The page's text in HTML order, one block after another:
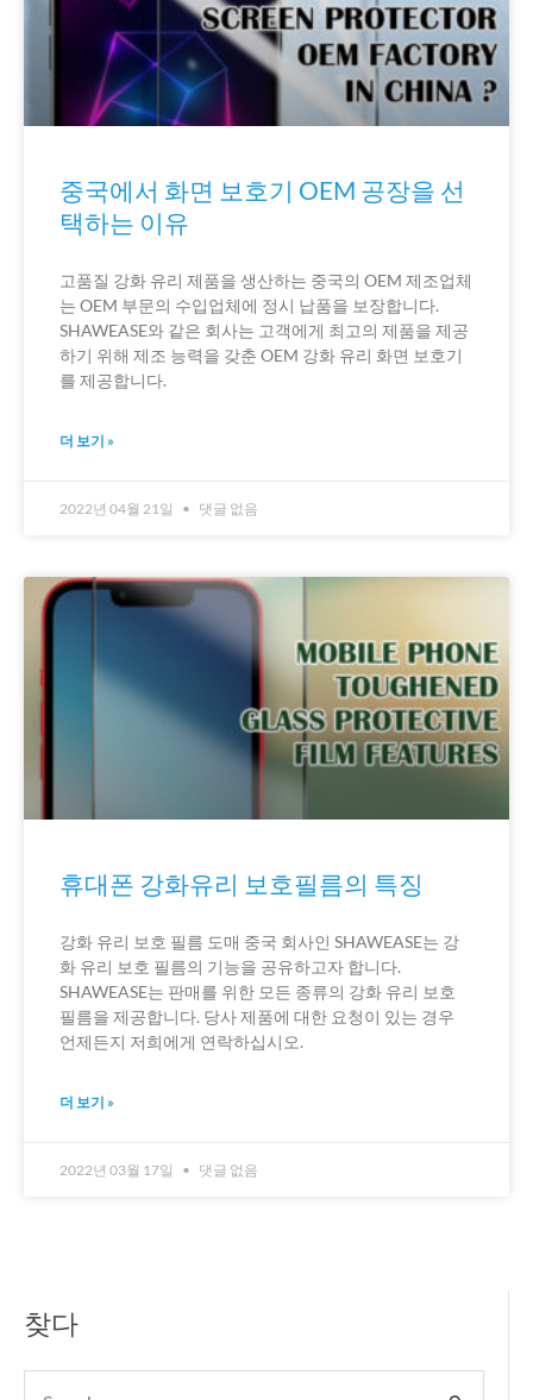
찾다
중국에서 화면 보호기 OEM 공장을 선
택하는 이유
고품질 강화 유리 제품을 생산하는 중국의 OEM 제조업체
는 OEM 부문의 수입업체에 정시 납품을 보장합니다.
SHAWEASE와 같은 회사는 고객에게 최고의 제품을 제공
하기 위해 제조 능력을 갖춘 OEM 강화 유리 화면 보호기
를 제공합니다.
더 보기 »
2022년 04월 21일 댓글 없음
휴대폰 강화유리 보호필름의 특징
강화 유리 보호 필름 도매 중국 회사인 SHAWEASE는 강
화 유리 보호 필름의 기능을 공유하고자 합니다.
SHAWEASE는 판매를 위한 모든 종류의 강화 유리 보호
필름을 제공합니다. 당사 제품에 대한 요청이 있는 경우
언제든지 저희에게 연락하십시오.
더 보기 »
2022년 03월 17일 댓글 없음